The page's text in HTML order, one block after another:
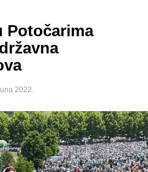
Potočarima
2022.